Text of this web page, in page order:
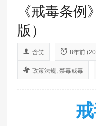
《戒毒条
版）
含笑 8年前
政策法规, 禁毒戒毒